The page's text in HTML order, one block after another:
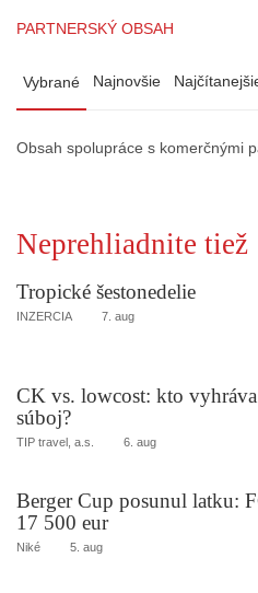
PARTNERSKÝ OBSAH
Vybrané Najnovšie
Obsah spolupráce s komerčnými
Neprehliadnite tiež
Tropické šestonedelie
INZERCIA 7. aug
CK vs. lowcost: kto
súboj?
TIP travel, a.s. 6. aug
Berger Cup posunul latku:
17 500 eur
Niké 5. aug